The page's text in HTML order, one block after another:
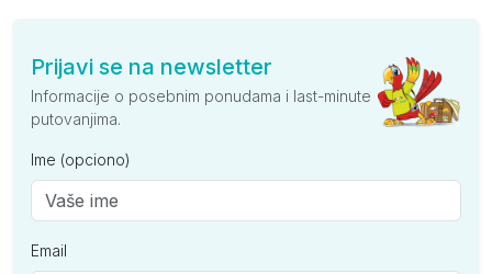
Prijavi se na newsletter
Informacije o posebnim ponudama i last-minute
putovanjima.
Ime (opciono)
Email